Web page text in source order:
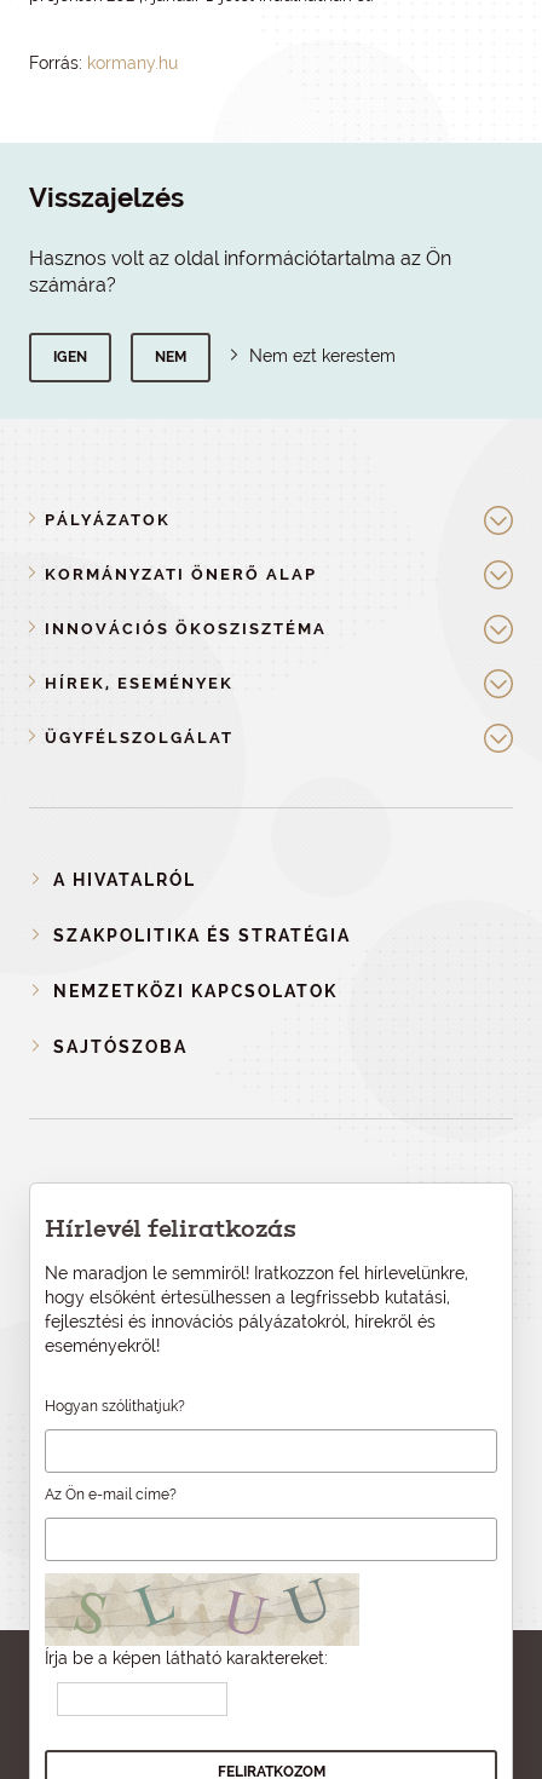
Forrás: kormany.hu
Visszajelzés
Hasznos volt az oldal információtartalma az Ön
számára?
IGEN NEM Nem ezt kerestem
PÁLYÁZATOK
KORMÁNYZATI ÖNERŐ ALAP
INNOVÁCIÓS ÖKOSZISZTÉMA
HÍREK, ESEMÉNYEK
ÜGYFÉLSZOLGÁLAT
A HIVATALRÓL
SZAKPOLITIKA ÉS STRATÉGIA
NEMZETKÖZI KAPCSOLATOK
SAJTÓSZOBA
Hírlevél feliratkozás
Ne maradjon le semmiről! Iratkozzon fel hírlevelünkre,
hogy elsőként értesülhessen a legfrissebb kutatási,
fejlesztési és innovációs pályázatokról, hírekről és
eseményekről!
Hogyan szólíthatjuk?
Az Ön e-mail címe?
Írja be a képen látható karaktereket: